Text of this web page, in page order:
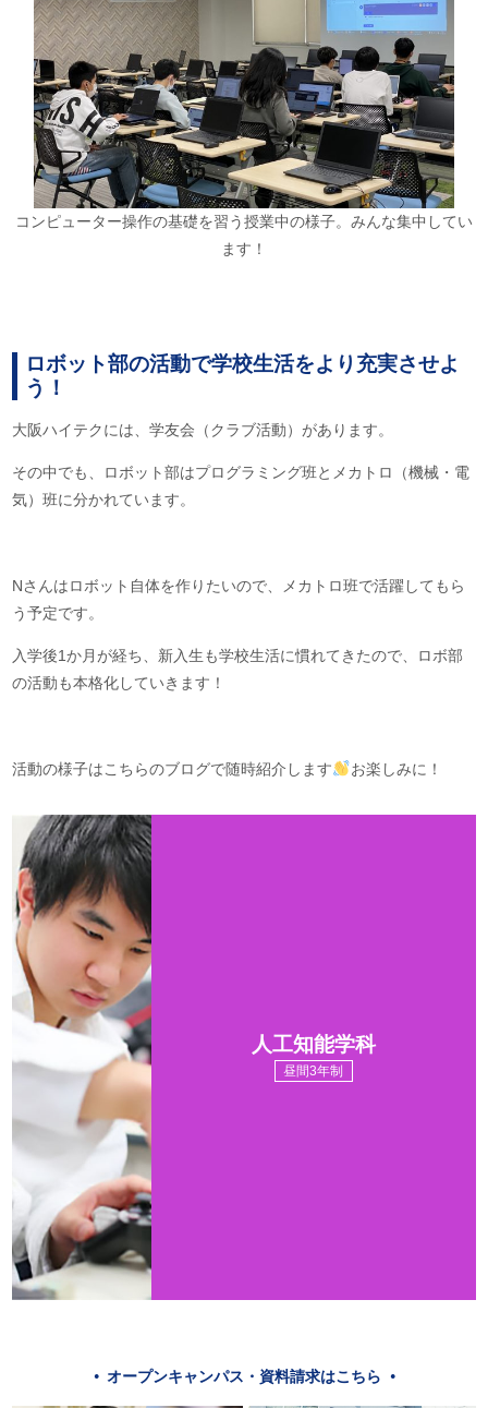
コンピューター操作の基礎を習う授業中の様子。みんな集中してい
ます！
ロボット部の活動で学校生活をより充実させよ
う！
大阪ハイテクには、学友会（クラブ活動）があります。
その中でも、ロボット部はプログラミング班とメカトロ（機械・電
気）班に分かれています。
Nさんはロボット自体を作りたいので、メカトロ班で活躍してもら
う予定です。
入学後1か月が経ち、新入生も学校生活に慣れてきたので、ロボ部
の活動も本格化していきます！
活動の様子はこちらのブログで随時紹介します お楽しみに！
人工知能学科
昼間3年制
オープンキャンパス・資料請求はこちら